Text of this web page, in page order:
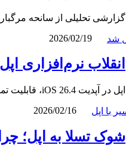
گزارشی تحلیلی از سانحه
2026/02/19
انقلاب نرم‌افزاری اپل در سال ۱۴۰۴؛ کالبدشکافی
اپل در آپدیت iOS 26.4، قابلیت تماشای ویدئو در حالت پارک و پشتیبانی از هوش مصنوعی‌های چت‌جی‌پی‌تی و جمینای را…
2026/02/16
شوک تسلا به اپل؛ چرا